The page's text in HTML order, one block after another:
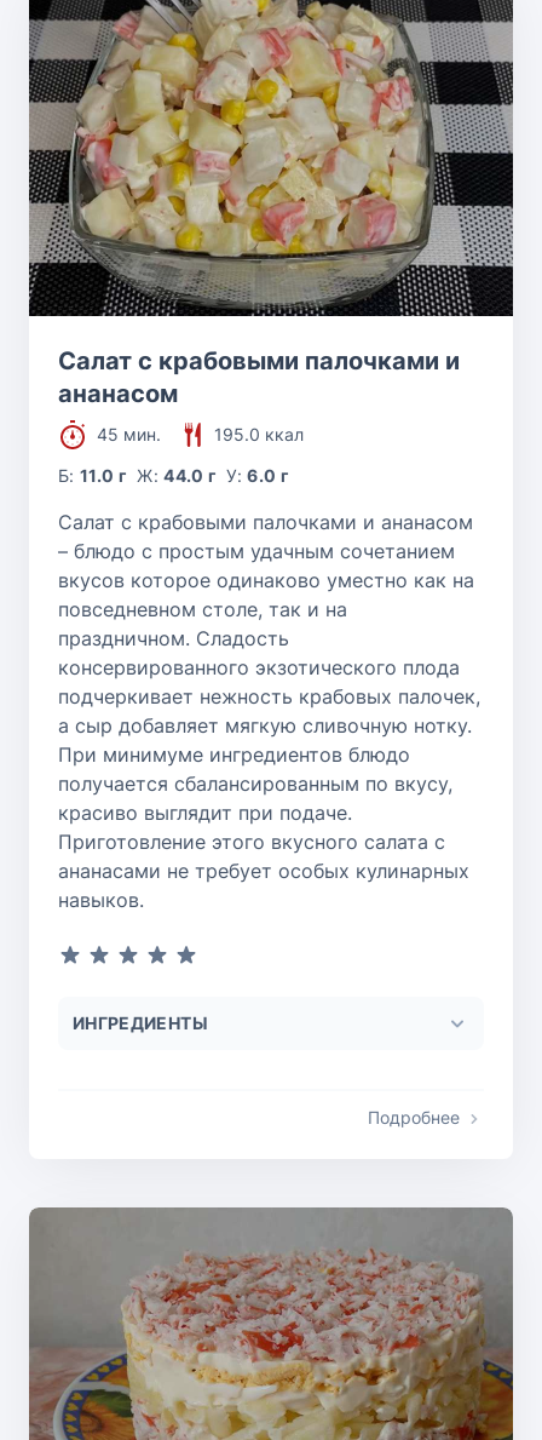
Салат с крабовыми палочками и
ананасом
45 мин.
195.0 ккал
Б:11.0 г Ж:44.0 г У:6.0 г
Салат с крабовыми палочками и ананасом
– блюдо с простым удачным сочетанием
вкусов которое одинаково уместно как на
повседневном столе, так и на
праздничном. Сладость
консервированного экзотического плода
подчеркивает нежность крабовых палочек,
а сыр добавляет мягкую сливочную нотку.
При минимуме ингредиентов блюдо
получается сбалансированным по вкусу,
красиво выглядит при подаче.
Приготовление этого вкусного салата с
ананасами не требует особых кулинарных
навыков.
ИНГРЕДИЕНТЫ
Подробнее